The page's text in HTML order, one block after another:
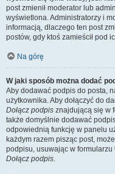
post zmienił moderator lub
wyświetlona. Administratorzy i
informacją, dlaczego ten post
postów, gdy ktoś zamieścił pod
Na górę
W jaki sposób można dodać
Aby dodawać podpis do posta,
użytkownika. Aby dołączyć do
Dołącz podpis znajdującą się w
także domyślnie dodawać
odpowiednią funkcję w panelu
każdym razem pisząc post,
podpisu, usuwając w
Dołącz podpis.